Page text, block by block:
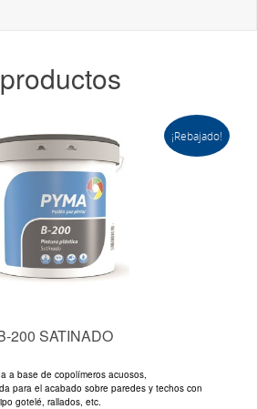
¡Rebajado!
200 SATINADO
a base de copolímeros acuosos,
para el acabado sobre paredes y techos con
gotelé, rallados, etc.